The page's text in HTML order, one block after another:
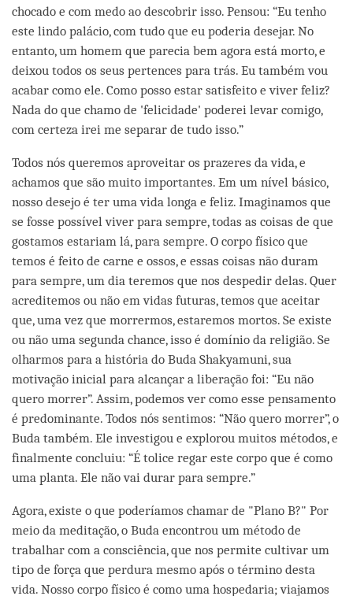
chocado e com medo ao descobrir isso. Pensou: “Eu tenho
este lindo palácio, com tudo que eu poderia desejar. No
entanto, um homem que parecia bem agora está morto, e
deixou todos os seus pertences para trás. Eu também vou
acabar como ele. Como posso estar satisfeito e viver feliz?
Nada do que chamo de 'felicidade' poderei levar comigo,
com certeza irei me separar de tudo isso.”
Todos nós queremos aproveitar os prazeres da vida, e
achamos que são muito importantes. Em um nível básico,
nosso desejo é ter uma vida longa e feliz. Imaginamos que
se fosse possível viver para sempre, todas as coisas de que
gostamos estariam lá, para sempre. O corpo físico que
temos é feito de carne e ossos, e essas coisas não duram
para sempre, um dia teremos que nos despedir delas. Quer
acreditemos ou não em vidas futuras, temos que aceitar
que, uma vez que morrermos, estaremos mortos. Se existe
ou não uma segunda chance, isso é domínio da religião. Se
olharmos para a história do Buda Shakyamuni, sua
motivação inicial para alcançar a liberação foi: “Eu não
quero morrer”. Assim, podemos ver como esse pensamento
é predominante. Todos nós sentimos: “Não quero morrer”, o
Buda também. Ele investigou e explorou muitos métodos, e
finalmente concluiu: “É tolice regar este corpo que é como
uma planta. Ele não vai durar para sempre.”
Agora, existe o que poderíamos chamar de "Plano B?" Por
meio da meditação, o Buda encontrou um método de
trabalhar com a consciência, que nos permite cultivar um
tipo de força que perdura mesmo após o término desta
vida. Nosso corpo físico é como uma hospedaria; viajamos